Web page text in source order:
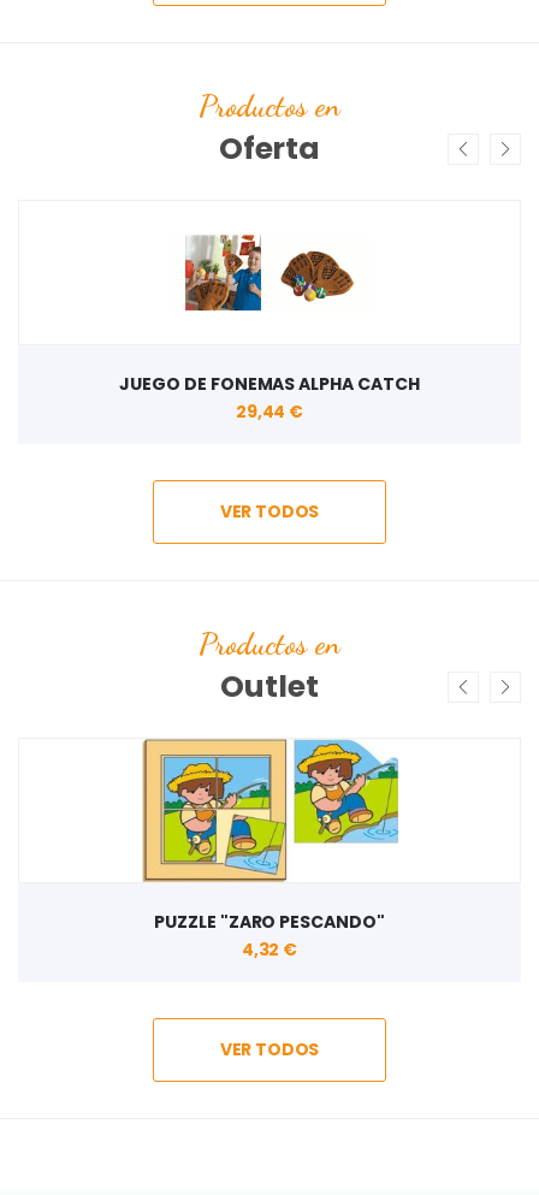
Productos en
Oferta
JUEGO DE FONEMAS ALPHA CATCH
29,44 €
VER TODOS
Productos en
Outlet
PUZZLE "ZARO PESCANDO"
4,32 €
VER TODOS